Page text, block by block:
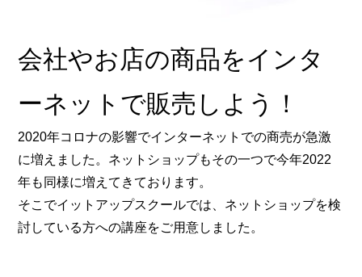
会社やお店の商品をインタ
ーネットで販売しよう！
2020年コロナの影響でインターネットでの商売が急激
に増えました。ネットショップもその一つで今年2022
年も同様に増えてきております。
そこでイットアップスクールでは、ネットショップを検
討している方への講座をご用意しました。